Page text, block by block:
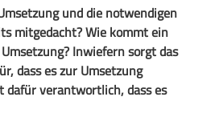
und die notwendigen
mitgedacht? Wie kommt ein
Inwiefern sorgt das
dass es zur Umsetzung
dafür verantwortlich, dass es